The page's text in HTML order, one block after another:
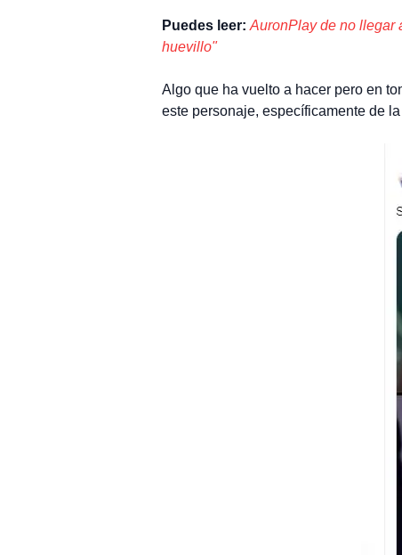
Puedes leer: AuronPlay de no llegar
huevillo"
Algo que ha vuelto a hacer pero en
este personaje, específicamente de